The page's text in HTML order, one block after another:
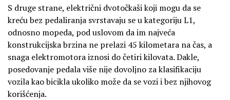
S druge strane, električni dvotočkaši koji mogu da se
kreću bez pedaliranja svrstavaju se u kategoriju L1,
odnosno mopeda, pod uslovom da im najveća
konstrukcijska brzina ne prelazi 45 kilometara na čas, a
snaga elektromotora iznosi do četiri kilovata. Dakle,
posedovanje pedala više nije dovoljno za klasifikaciju
vozila kao bicikla ukoliko može da se vozi i bez njihovog
korišćenja.